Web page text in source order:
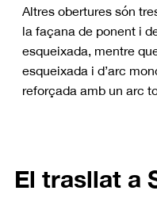
Altres obertures són
la façana de ponent i
esqueixada, mentre
esqueixada i d’arc
reforçada amb un arc
El trasllat a